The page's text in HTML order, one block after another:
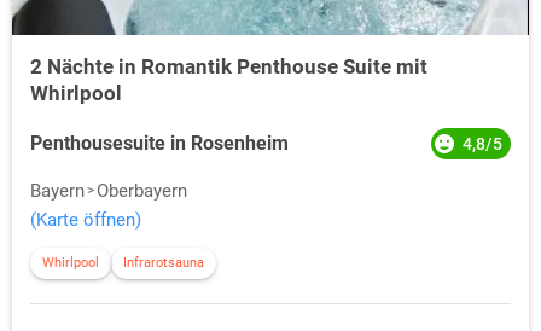
2 Nächte in Romantik Penthouse Suite mit
Whirlpool
Penthousesuite in Rosenheim 4,8/5
Bayern
Oberbayern
(Karte öffnen)
Whirlpool Infrarotsauna